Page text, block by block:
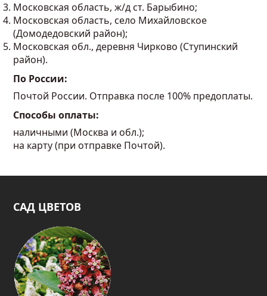
Московская область, ж/д ст. Барыбино;
Московская область, село Михайловское
(Домодедовский район);
Московская обл., деревня Чирково (Ступинский
район).
По России:
Почтой России. Отправка после 100% предоплаты.
Способы оплаты:
наличными (Москва и обл.);
на карту (при отправке Почтой).
САД ЦВЕТОВ